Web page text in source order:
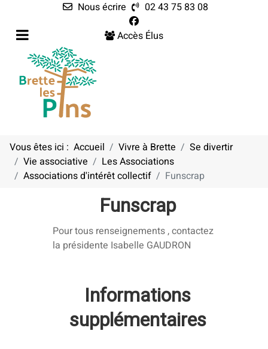
Nous écrire
02 43 75 83 08
Accès Élus
Vous êtes ici : Accueil Vivre à Brette
Se divertir
Vie associative
Les Associations
Associations d'intérêt collectif
Funscrap
Funscrap
Pour tous renseignements , contactez
la présidente Isabelle GAUDRON
Informations
supplémentaires